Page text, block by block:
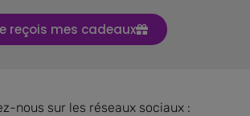
reçois mes cadeaux
nous sur les réseaux sociaux :